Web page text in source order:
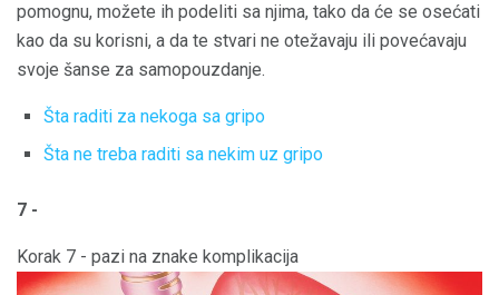
pomognu, možete ih podeliti sa njima, tako da će se osećati
kao da su korisni, a da te stvari ne otežavaju ili povećavaju
svoje šanse za samopouzdanje.
Šta raditi za nekoga sa gripo
Šta ne treba raditi sa nekim uz gripo
7 -
Korak 7 - pazi na znake komplikacija